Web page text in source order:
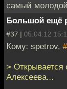
самый
Большой ещё
#37 | 05.04.12
Кому: spetrov,
> Открывается
Алексеева...